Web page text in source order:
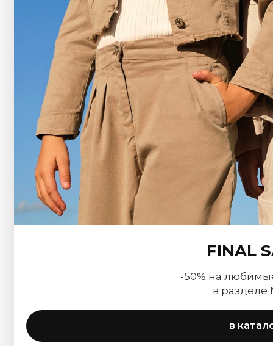
FINAL
-50% на
в разделе
в